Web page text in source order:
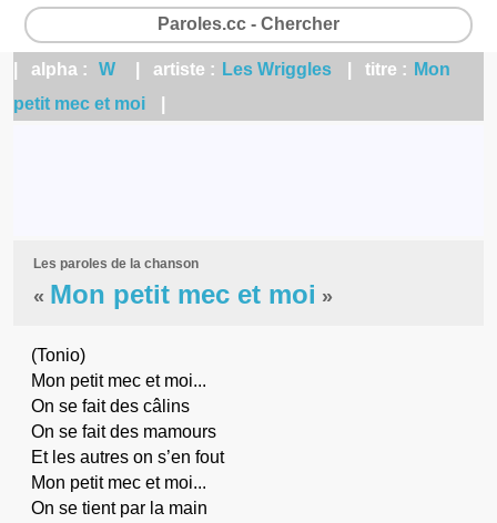
Paroles.cc - Chercher
| alpha : W | artiste : Les Wriggles | titre : Mon
petit mec et moi
Les paroles de la chanson
« Mon petit mec et moi »
(Tonio)
Mon petit mec et moi...
On se fait des câlins
On se fait des mamours
Et les autres on s’en fout
Mon petit mec et moi...
On se tient par la main